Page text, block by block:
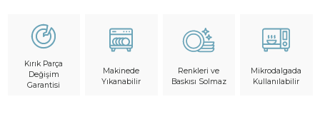
Kırık Parça
Değişim
Garantisi
Makinede
Yıkanabilir
Renkleri ve
Baskısı Solmaz
Mikrodalgada
Kullanılabilir